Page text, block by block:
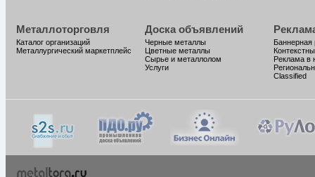
Металлоторговля
Каталог организаций
Металлургический маркетплейс
Доска объявлений
Черные металлы
Цветные металлы
Сырье и металлолом
Услуги
Баннерная
Реклама в
Classified